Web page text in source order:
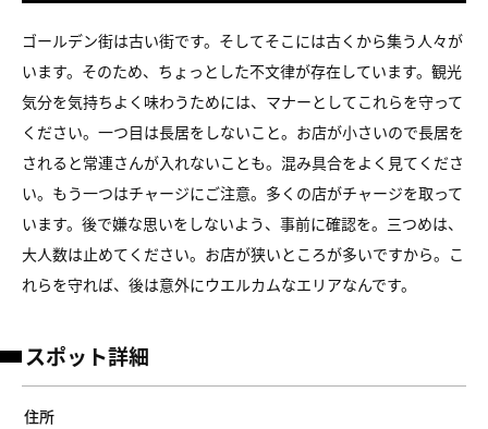
ゴールデン街は古い街です。そしてそこには古くから集う人々が
います。そのため、ちょっとした不文律が存在しています。観光
気分を気持ちよく味わうためには、マナーとしてこれらを守って
ください。一つ目は長居をしないこと。お店が小さいので長居を
されると常連さんが入れないことも。混み具合をよく見てくださ
い。もう一つはチャージにご注意。多くの店がチャージを取って
います。後で嫌な思いをしないよう、事前に確認を。三つめは、
大人数は止めてください。お店が狭いところが多いですから。こ
れらを守れば、後は意外にウエルカムなエリアなんです。
スポット詳細
住所